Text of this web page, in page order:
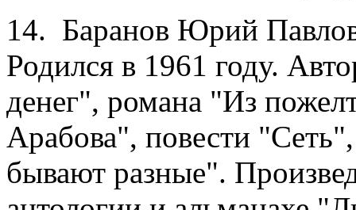
14. Баранов Юрий
Родился в 1961 году.
денег", романа "Из
Арабова", повести
бывают разные".